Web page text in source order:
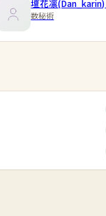
壇花凛(Dan_karin)
数秘術